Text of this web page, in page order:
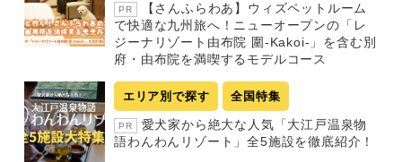
PR
【さんふらわあ】ウィズペットルーム
で快適な九州旅へ！ニューオープンの「レ
ジーナリゾート由布院 圍-Kakoi-」を含む別
府・由布院を満喫するモデルコース
エリア別で探す 全国特集
PR
愛犬家から絶大な人気「大江戸温泉物
語わんわんリゾート」全5施設を徹底紹介！